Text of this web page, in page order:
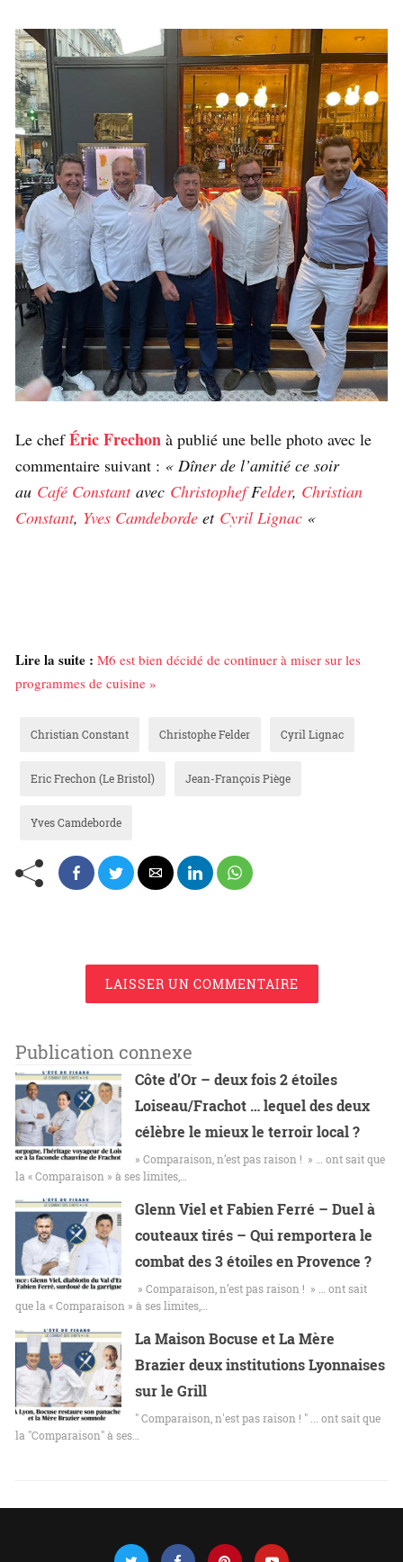
Le chef Éric Frechon à publié une belle photo avec le
commentaire suivant : « Dîner de l’amitié ce soir
au Café Constantavec ChristophefFelder, Christian
Constant, Yves Camdeborde et Cyril Lignac «
Lire la suite : M6 est bien décidé de continuer à miser sur les
programmes de cuisine »
Christian Constant Christophe Felder Cyril Lignac
Eric Frechon (Le Bristol) Jean-François Piège
Yves Camdeborde
LAISSER UN COMMENTAIRE
Publication connexe
Côte d’Or – deux fois 2 étoiles
Loiseau/Frachot … lequel des deux
célèbre le mieux le terroir local ?
» Comparaison, n’est pas raison ! » … ont sait que
la « Comparaison » à ses limites,…
Glenn Viel et Fabien Ferré – Duel à
couteaux tirés – Qui remportera le
combat des 3 étoiles en Provence ?
» Comparaison, n’est pas raison ! » … ont sait
que la « Comparaison » à ses limites,…
La Maison Bocuse et La Mère
Brazier deux institutions Lyonnaises
sur le Grill
" Comparaison, n'est pas raison ! " ... ont sait que
la "Comparaison" à ses…